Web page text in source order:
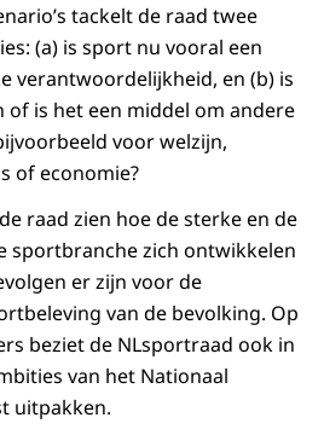
tackelt de raad twee
(a) is sport nu vooral een
verantwoordelijkheid, en (b) is
of is het een middel om andere
voor welzijn,
of economie?
raad zien hoe de sterke en de
sportbranche zich ontwikkelen
er zijn voor de
van de bevolking. Op
beziet de NLsportraad ook in
van het Nationaal
uitpakken.